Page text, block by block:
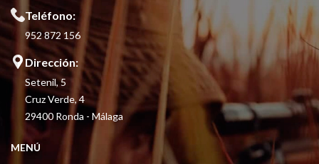
Teléfono:
952 872 156
Dirección:
Setenil, 5
Cruz Verde, 4
29400 Ronda - Málaga
MENÚ